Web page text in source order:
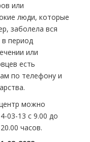
или
люди, которые
заболела вся
в период
или
есть
по телефону и
можно
03-13 с 9.00 до
часов.